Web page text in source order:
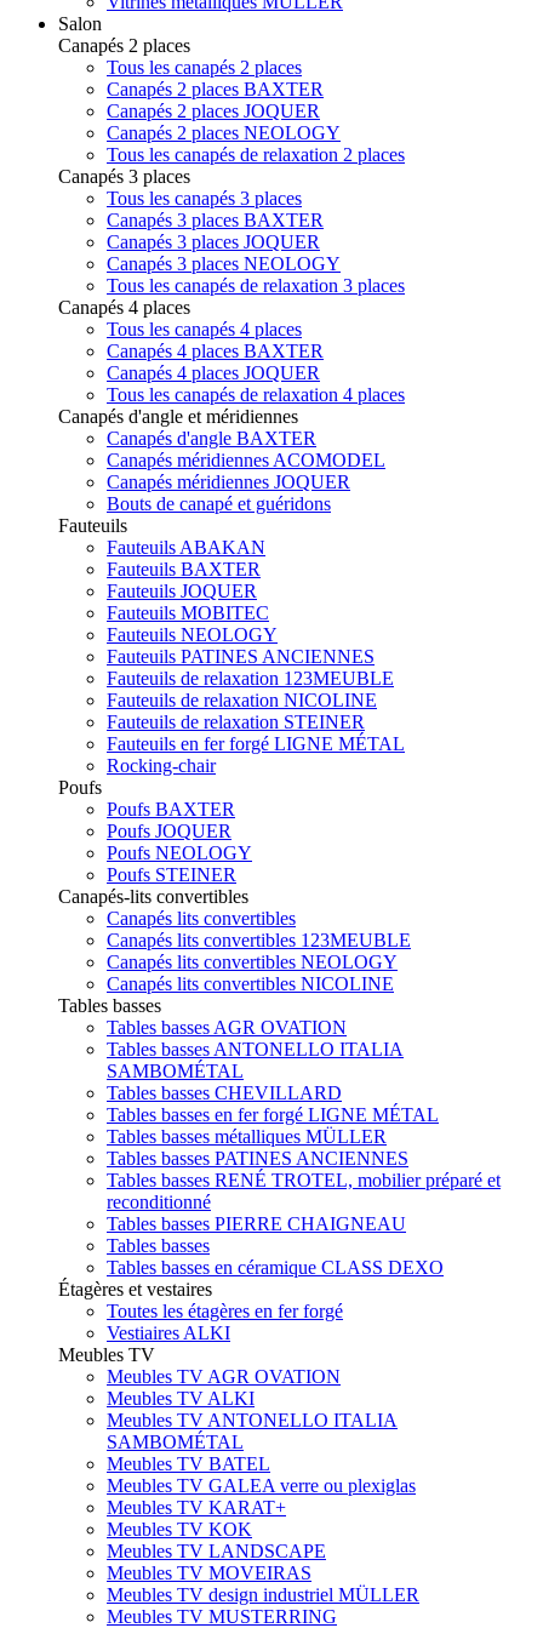
Salon
Canapés 2 places
Tous les canapés 2 places
Canapés 2 places BAXTER
Canapés 2 places JOQUER
Canapés 2 places NEOLOGY
Tous les canapés de relaxation 2 places
Canapés 3 places
Tous les canapés 3 places
Canapés 3 places BAXTER
Canapés 3 places JOQUER
Canapés 3 places NEOLOGY
Tous les canapés de relaxation 3 places
Canapés 4 places
Tous les canapés 4 places
Canapés 4 places BAXTER
Canapés 4 places JOQUER
Tous les canapés de relaxation 4 places
Canapés d'angle et méridiennes
Canapés d'angle BAXTER
Canapés méridiennes ACOMODEL
Canapés méridiennes JOQUER
Bouts de canapé et guéridons
Fauteuils
Fauteuils ABAKAN
Fauteuils BAXTER
Fauteuils JOQUER
Fauteuils MOBITEC
Fauteuils NEOLOGY
Fauteuils PATINES ANCIENNES
Fauteuils de relaxation 123MEUBLE
Fauteuils de relaxation NICOLINE
Fauteuils de relaxation STEINER
Fauteuils en fer forgé LIGNE MÉTAL
Rocking-chair
Poufs
Poufs BAXTER
Poufs JOQUER
Poufs NEOLOGY
Poufs STEINER
Canapés-lits convertibles
Canapés lits convertibles
Canapés lits convertibles 123MEUBLE
Canapés lits convertibles NEOLOGY
Canapés lits convertibles NICOLINE
Tables basses
Tables basses AGR OVATION
Tables basses ANTONELLO ITALIA
SAMBOMÉTAL
Tables basses CHEVILLARD
Tables basses en fer forgé LIGNE MÉTAL
Tables basses métalliques MÜLLER
Tables basses PATINES ANCIENNES
Tables basses RENÉ TROTEL, mobilier préparé et
reconditionné
Tables basses PIERRE CHAIGNEAU
Tables basses
Tables basses en céramique CLASS DEXO
Étagères et vestaires
Toutes les étagères en fer forgé
Vestiaires ALKI
Meubles TV
Meubles TV AGR OVATION
Meubles TV ALKI
Meubles TV ANTONELLO ITALIA
SAMBOMÉTAL
Meubles TV BATEL
Meubles TV GALEA verre ou plexiglas
Meubles TV KARAT+
Meubles TV KOK
Meubles TV LANDSCAPE
Meubles TV MOVEIRAS
Meubles TV design industriel MÜLLER
Meubles TV MUSTERRING